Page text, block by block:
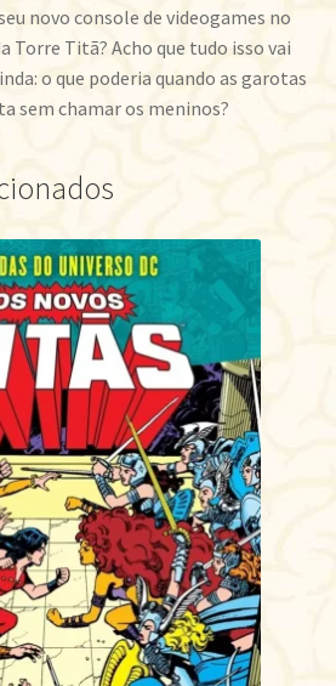
novo console de videogames no
Torre Titã? Acho que tudo isso vai
o que poderia quando as garotas
sem chamar os meninos?